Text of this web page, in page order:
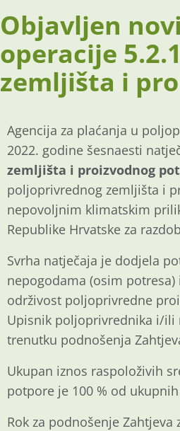
Objavljen
operacije
zemljišta i
Agencija za plaćanja u
2022. godine šesnaesti
zemljišta i proizvodnog
poljoprivrednog zemljišta i
nepovoljnim klimatskim
Republike Hrvatske za
Svrha natječaja je dodjela
nepogodama (osim
održivost poljoprivredne
Upisnik poljoprivrednika i/ili
trenutku podnošenja
Ukupan iznos raspoloživih
potpore je 100 % od
Rok za podnošenje